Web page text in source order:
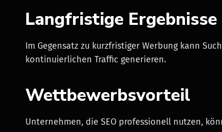
Langfristige Ergebnisse
Im Gegensatz zu kurzfristiger Werbung kann
kontinuierlichen Traffic generieren.
Wettbewerbsvorteil
Unternehmen, die SEO professionell nutzen,